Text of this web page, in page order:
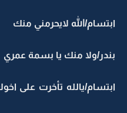
ابتسام/الله لايحرمني منك
بندر/ولا منك يا بسمة عمري
ابتسام/يالله تأخرت على